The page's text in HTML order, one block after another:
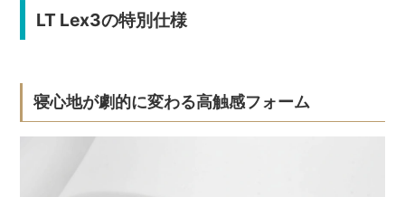
LT Lex3の特別仕様
寝心地が劇的に変わる高触感フォーム